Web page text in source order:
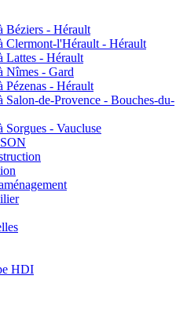
Béziers - Hérault
Clermont-l'Hérault - Hérault
Lattes - Hérault
Nîmes - Gard
Pézenas - Hérault
Salon-de-Provence - Bouches-du-
Sorgues - Vaucluse
HDI